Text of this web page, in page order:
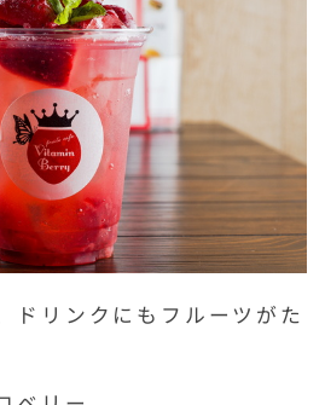
ドリンクにもフルーツがた